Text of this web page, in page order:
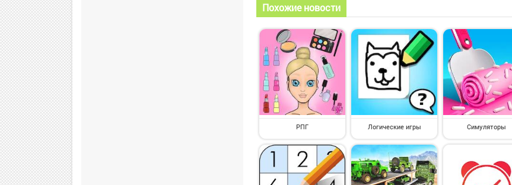
Похожие новости
РПГ Логические игры Симуляторы